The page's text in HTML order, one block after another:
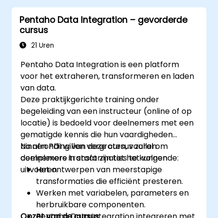
Pentaho Data Integration – gevorderde
cursus
21 Uren
Pentaho Data Integration is een platform
voor het extraheren, transformeren en laden
van data.
Deze praktijkgerichte training onder
begeleiding van een instructeur (online of op
locatie) is bedoeld voor deelnemers met een
gematigde kennis die hun vaardigheden
binnen PDI willen vergroten, vooral om
complexere transformaties te kunnen
uitvoeren.
Na afronding van deze cursus zullen
deelnemers in staat zijn tot het volgende:
Het ontwerpen van meerstapige
transformaties die efficiënt presteren.
Werken met variabelen, parameters en
herbruikbare componenten.